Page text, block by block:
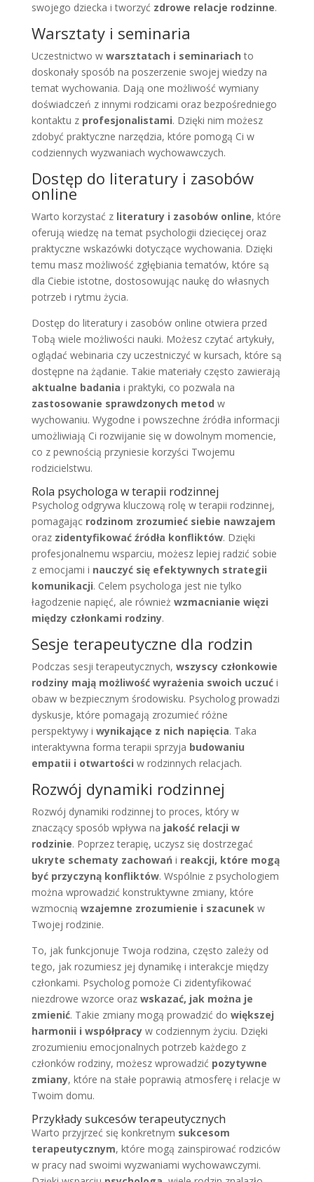
swojego dziecka i tworzyć zdrowe relacje rodzinne.
Warsztaty i seminaria
Uczestnictwo w warsztatach i seminariach to
doskonały sposób na poszerzenie swojej wiedzy na
temat wychowania. Dają one możliwość wymiany
doświadczeń z innymi rodzicami oraz bezpośredniego
kontaktu z profesjonalistami. Dzięki nim możesz
zdobyć praktyczne narzędzia, które pomogą Ci w
codziennych wyzwaniach wychowawczych.
Dostęp do literatury i zasobów
online
Warto korzystać z literatury i zasobów online, które
oferują wiedzę na temat psychologii dziecięcej oraz
praktyczne wskazówki dotyczące wychowania. Dzięki
temu masz możliwość zgłębiania tematów, które są
dla Ciebie istotne, dostosowując naukę do własnych
potrzeb i rytmu życia.
Dostęp do literatury i zasobów online otwiera przed
Tobą wiele możliwości nauki. Możesz czytać artykuły,
oglądać webinaria czy uczestniczyć w kursach, które są
dostępne na żądanie. Takie materiały często zawierają
aktualne badania i praktyki, co pozwala na
zastosowanie sprawdzonych metod w
wychowaniu. Wygodne i powszechne źródła informacji
umożliwiają Ci rozwijanie się w dowolnym momencie,
co z pewnością przyniesie korzyści Twojemu
rodzicielstwu.
Rola psychologa w terapii rodzinnej
Psycholog odgrywa kluczową rolę w terapii rodzinnej,
pomagając rodzinom zrozumieć siebie nawzajem
oraz zidentyfikować źródła konfliktów. Dzięki
profesjonalnemu wsparciu, możesz lepiej radzić sobie
z emocjami i nauczyć się efektywnych strategii
komunikacji. Celem psychologa jest nie tylko
łagodzenie napięć, ale również wzmacnianie więzi
między członkami rodziny.
Sesje terapeutyczne dla rodzin
Podczas sesji terapeutycznych, wszyscy członkowie
rodziny mają możliwość wyrażenia swoich uczući
obaw w bezpiecznym środowisku. Psycholog prowadzi
dyskusje, które pomagają zrozumieć różne
perspektywy i wynikające z nich napięcia. Taka
interaktywna forma terapii sprzyja budowaniu
empatii i otwartości w rodzinnych relacjach.
Rozwój dynamiki rodzinnej
Rozwój dynamiki rodzinnej to proces, który w
znaczący sposób wpływa na jakość relacji w
rodzinie. Poprzez terapię, uczysz się dostrzegać
ukryte schematy zachowańi reakcji, które mogą
być przyczyną konfliktów. Wspólnie z psychologiem
można wprowadzić konstruktywne zmiany, które
wzmocnią wzajemne zrozumienie i szacunekw
Twojej rodzinie.
To, jak funkcjonuje Twoja rodzina, często zależy od
tego, jak rozumiesz jej dynamikę i interakcje między
członkami. Psycholog pomoże Ci zidentyfikować
niezdrowe wzorce oraz wskazać, jak można je
zmienić. Takie zmiany mogą prowadzić do większej
harmonii i współpracyw codziennym życiu. Dzięki
zrozumieniu emocjonalnych potrzeb każdego z
członków rodziny, możesz wprowadzić pozytywne
zmiany, które na stałe poprawią atmosferę i relacje w
Twoim domu.
Przykłady sukcesów terapeutycznych
Warto przyjrzeć się konkretnym sukcesom
terapeutycznym, które mogą zainspirować rodziców
w pracy nad swoimi wyzwaniami wychowawczymi.